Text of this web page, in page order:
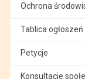
Ochrona
Tablica ogłoszeń
Petycje
Konsultacje